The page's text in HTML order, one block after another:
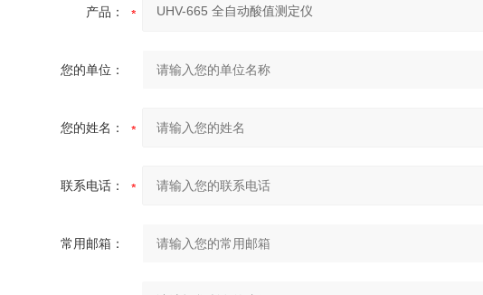
产品：
您的单位：
您的姓名：
联系电话：
常用邮箱：